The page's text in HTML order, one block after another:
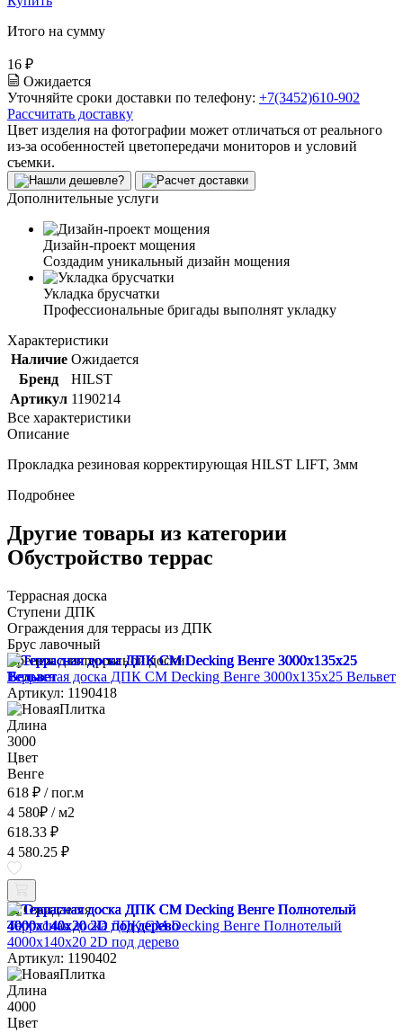
Итого на сумму
16 ₽
Ожидается
Уточняйте сроки доставки по телефону: +7(3452)610-902
Рассчитать доставку
Цвет изделия на фотографии может отличаться от реального
из-за особенностей цветопередачи мониторов и условий
съемки.
Дополнительные услуги
Дизайн-проект мощения
Создадим уникальный дизайн мощения
Укладка брусчатки
Профессиональные бригады выполнят укладку
Характеристики
Наличие Ожидается
Бренд
HILST
Артикул 1190214
Все характеристики
Описание
Прокладка резиновая корректирующая HILST LIFT, 3мм
Подробнее
Другие товары из категории
Обустройство террас
Террасная доска
Ступени ДПК
Ограждения для террасы из ДПК
Брус лавочный
Крепеж для террасной доски
Террасная доска ДПК CM Decking Венге 3000x135x25 Вельвет
Артикул: 1190418
Длина
3000
Цвет
Венге
618 ₽ / пог.м
4 580₽ / м2
618.33 ₽
4 580.25 ₽
Ожидается
Террасная доска ДПК CM Decking Венге Полнотелый
4000x140x20 2D под дерево
Артикул: 1190402
Длина
4000
Цвет